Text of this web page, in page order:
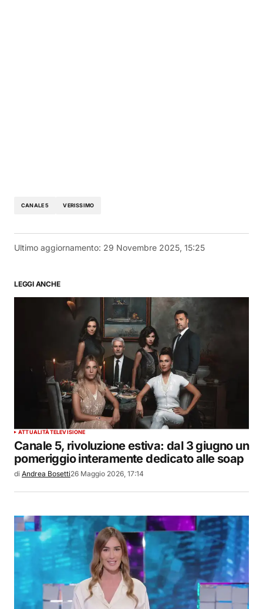
CANALE 5 VERISSIMO
Ultimo aggiornamento: 29 Novembre 2025, 15:25
LEGGI ANCHE
ATTUALITÀTELEVISIONE
Canale 5, rivoluzione estiva: dal 3 giugno un
pomeriggio interamente dedicato alle soap
di Andrea Bosetti26 Maggio 2026, 17:14